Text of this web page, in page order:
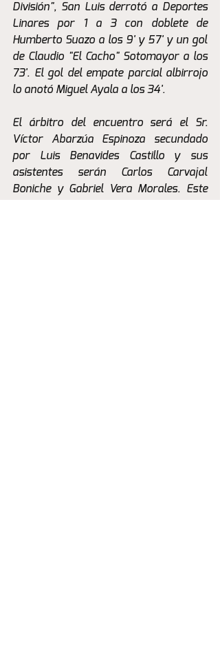
División", San Luis derrotó a Deportes
Linares por 1 a 3 con doblete de
Humberto Suazo a los 9' y 57' y un gol
de Claudio "El Cacho" Sotomayor a los
73'. El gol del empate parcial albirrojo
lo anotó Miguel Ayala a los 34'.
El árbitro del encuentro será el Sr.
Víctor Abarzúa Espinoza secundado
por Luis Benavides Castillo y sus
asistentes serán Carlos Carvajal
Boniche y Gabriel Vera Morales. Este